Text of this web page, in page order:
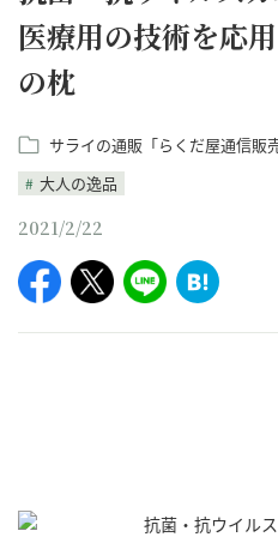
医療用の技術を応
の枕
サライの通販「らくだ屋通信販
大人の逸品
2021/2/22